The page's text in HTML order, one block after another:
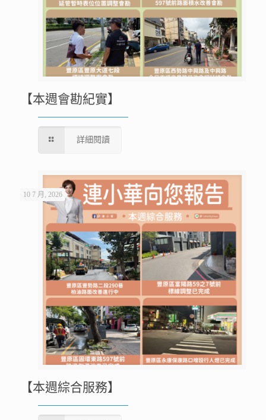
【本週會勘紀實】
詳細閱讀
10 7 月, 2026
【本週綜合服務】